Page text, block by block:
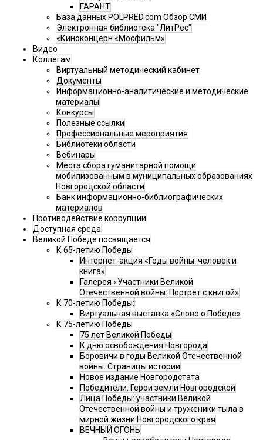
ГАРАНТ
База данных POLPRED.com Обзор СМИ
Электронная библиотека "ЛитРес"
«Киноконцерн «Мосфильм»
Видео
Коллегам
Виртуальный методический кабинет
Документы
Информационно-аналитические и методические
материалы
Конкурсы
Полезные ссылки
Профессиональные мероприятия
Библиотеки области
Вебинары
Места сбора гуманитарной помощи
мобилизованным в муниципальных образованиях
Новгородской области
Банк информационно-библиографических
материалов
Противодействие коррупции
Доступная среда
Великой Победе посвящается
К 65-летию Победы
Интернет-акция «Годы войны: человек и
книга»
Галерея «Участники Великой
Отечественной войны: Портрет с книгой»
К 70-летию Победы:
Виртуальная выставка «Слово о Победе»
К 75-летию Победы
75 лет Великой Победы
К дню освобождения Новгорода
Боровичи в годы Великой Отечественной
войны. Страницы истории
Новое издание Новгородстата
Победители. Герои земли Новгородской
Лица Победы: участники Великой
Отечественной войны и труженики тыла в
мирной жизни Новгородского края
ВЕЧНЫЙ ОГОНЬ